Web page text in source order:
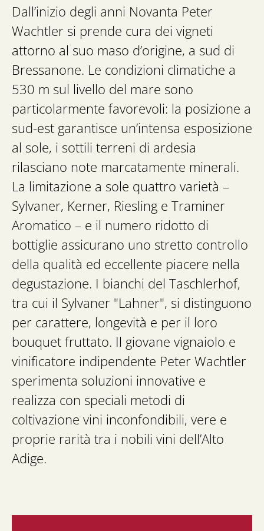
Dall’inizio degli anni Novanta Peter
Wachtler si prende cura dei vigneti
attorno al suo maso d’origine, a sud di
Bressanone. Le condizioni climatiche a
530 m sul livello del mare sono
particolarmente favorevoli: la posizione a
sud-est garantisce un’intensa esposizione
al sole, i sottili terreni di ardesia
rilasciano note marcatamente minerali.
La limitazione a sole quattro varietà –
Sylvaner, Kerner, Riesling e Traminer
Aromatico – e il numero ridotto di
bottiglie assicurano uno stretto controllo
della qualità ed eccellente piacere nella
degustazione. I bianchi del Taschlerhof,
tra cui il Sylvaner "Lahner", si distinguono
per carattere, longevità e per il loro
bouquet fruttato. Il giovane vignaiolo e
vinificatore indipendente Peter Wachtler
sperimenta soluzioni innovative e
realizza con speciali metodi di
coltivazione vini inconfondibili, vere e
proprie rarità tra i nobili vini dell’Alto
Adige.